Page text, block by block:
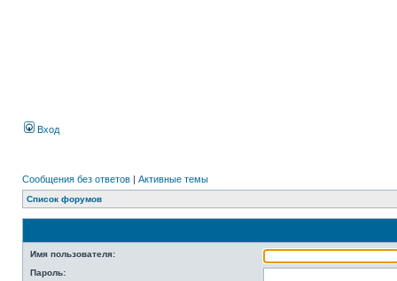
Вход
Сообщения без ответов | Активные темы
Список форумов
Имя пользователя:
Пароль: